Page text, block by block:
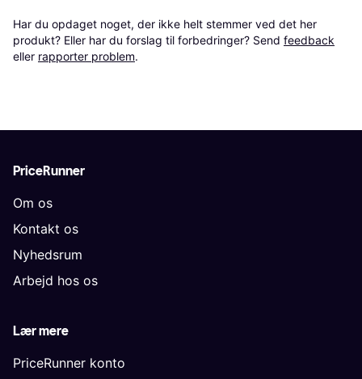
Har du opdaget noget, der ikke helt stemmer ved det her
produkt? Eller har du forslag til forbedringer? Send feedback
eller rapporter problem.
PriceRunner
Om os
Kontakt os
Nyhedsrum
Arbejd hos os
Lær mere
PriceRunner konto